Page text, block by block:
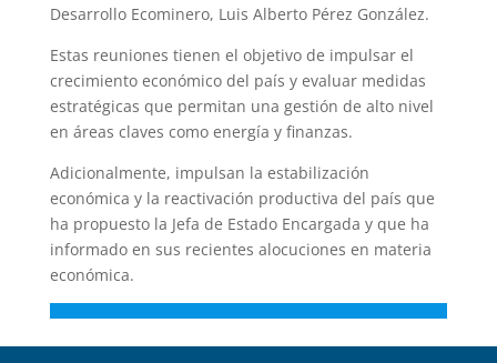
Desarrollo Ecominero, Luis Alberto Pérez González.
Estas reuniones tienen el objetivo de impulsar el
crecimiento económico del país y evaluar medidas
estratégicas que permitan una gestión de alto nivel
en áreas claves como energía y finanzas.
Adicionalmente, impulsan la estabilización
económica y la reactivación productiva del país que
ha propuesto la Jefa de Estado Encargada y que ha
informado en sus recientes alocuciones en materia
económica.